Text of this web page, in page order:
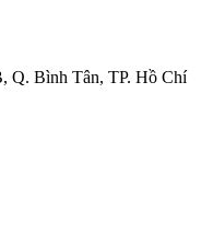
Q. Bình Tân, TP. Hồ Chí